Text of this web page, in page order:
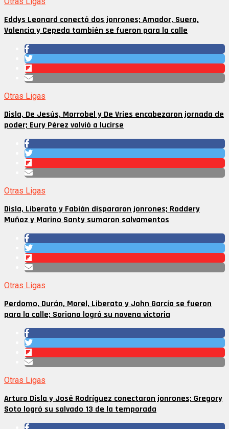
Eddys Leonard conectó dos jonrones; Amador, Suero,
Valencia y Cepeda también se fueron para la calle
Otras Ligas
Disla, De Jesús, Morrobel y De Vries encabezaron jornada de
poder; Eury Pérez volvió a lucirse
Otras Ligas
Disla, Liberato y Fabián dispararon jonrones; Roddery
Muñoz y Marino Santy sumaron salvamentos
Otras Ligas
Perdomo, Durán, Morel, Liberato y John García se fueron
para la calle; Soriano logró su novena victoria
Otras Ligas
Arturo Disla y José Rodríguez conectaron jonrones; Gregory
Soto logró su salvado 13 de la temporada